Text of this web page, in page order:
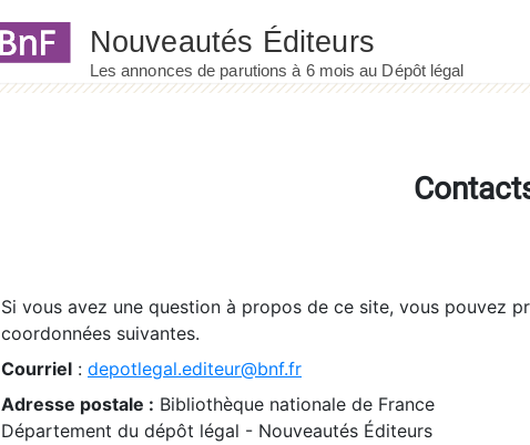
Si vous avez une question à propos de ce site, vous pouvez
coordonnées suivantes.
Courriel : depotlegal.editeur@bnf.fr
Adresse postale : Bibliothèque nationale de France
Département du dépôt légal - Nouveautés Éditeurs